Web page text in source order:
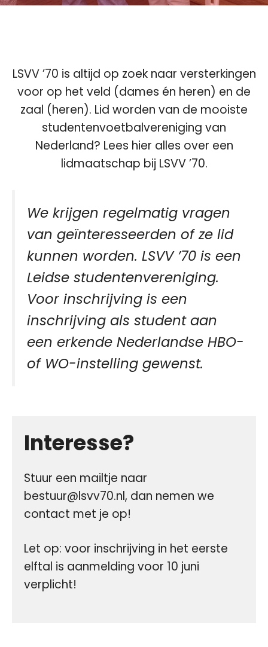
LSVV ’70 is altijd op zoek naar versterkingen
voor op het veld (dames én heren) en de
zaal (heren). Lid worden van de mooiste
studentenvoetbalvereniging van
Nederland? Lees hier alles over een
lidmaatschap bij LSVV ’70.
We krijgen regelmatig vragen
van geïnteresseerden of ze lid
kunnen worden. LSVV ’70 is een
Leidse studentenvereniging.
Voor inschrijving is een
inschrijving als student aan
een erkende Nederlandse HBO-
of WO-instelling gewenst.
Interesse?
Stuur een mailtje naar
bestuur@lsvv70.nl, dan nemen we
contact met je op!
Let op: voor inschrijving in het eerste
elftal is aanmelding voor 10 juni
verplicht!